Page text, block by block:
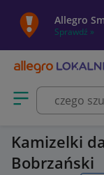
Allegro
Sprawdź »
Otwórz menu z
Kamizelki
Bobrzański